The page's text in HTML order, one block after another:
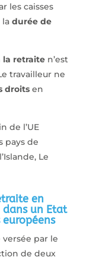
les caisses
la durée de
la retraiten’est
travailleur ne
droitsen
de l’UE
pays de
Le
en
dans un Etat
par le
de deux